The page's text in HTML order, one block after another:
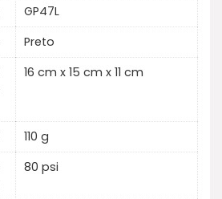
GP47L
Preto
16 cm x 15 cm x 11 cm
110 g
80 psi